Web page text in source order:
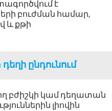
է
բուժման համար,
և քթի
ընդունում
բժիշկի կամ դեղատան
լիովին